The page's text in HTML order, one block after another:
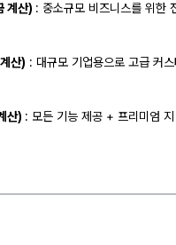
계산) : 중소규모 비즈니스를 위한
산) : 대규모 기업용으로 고급 커
산) : 모든 기능 제공 + 프리미엄 지